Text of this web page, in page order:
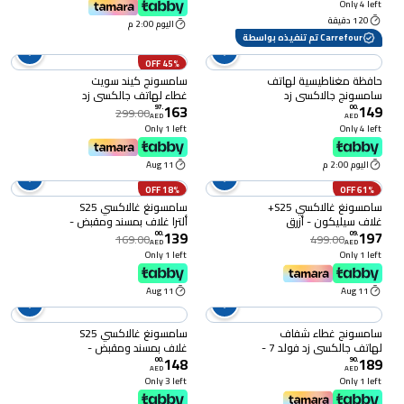
Only 4 left
120 دقيقة
Carrefour تم تنفيذه بواسطة
اليوم 2:00 م
حافظة مغناطيسية لهاتف
سامسونج جالاكسي زد
فليب 8 - شفاف
149
.
00
AED
Only 4 left
اليوم 2:00 م
45% OFF
سامسونج كيند سويت
غطاء لهاتف جالكسي زد
فليب 7 - أسود
163
.
97
AED
299.00
Only 1 left
11 Aug
61% OFF
سامسونغ غالاكسي S25+
غلاف سيليكون - أزرق
197
.
09
AED
499.00
Only 1 left
11 Aug
18% OFF
سامسونغ غالاكسي S25
ألترا غلاف بمسند ومقبض -
رمادي
139
.
00
AED
169.00
Only 1 left
11 Aug
سامسونج غطاء شفاف
لهاتف جالكسي زد فولد 7 -
شفاف
189
.
90
AED
Only 1 left
سامسونغ غالاكسي S25
غلاف بمسند ومقبض -
أسود
148
.
00
AED
Only 3 left